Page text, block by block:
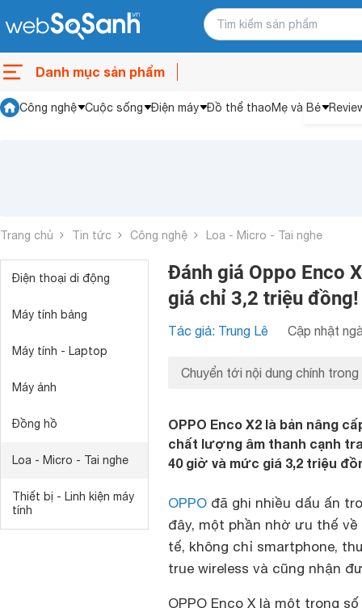
Danh mục sản phẩm
Công nghệ Cuộc sống Điện máy Đồ thể thaoMẹ và Bé
Trang chủ Tin tức Công nghệ Loa - Micro - Tai nghe
Điện thoại di động
Máy tính bảng
Máy tính - Laptop
Máy ảnh
Đồng hồ
Loa - Micro - Tai nghe
Thiết bị - Linh kiện máy
tính
Đánh giá Oppo Enco
giá chỉ 3,2 triệu đồng!
Tác giả: Trung Lê Cập nhật
Chuyển tới nội dung chính trong
OPPO Enco X2 là bản nâng
chất lượng âm thanh cạnh
40 giờ và mức giá 3,2 triệu
OPPO đã ghi nhiều dấu ấn
đây, một phần nhờ ưu thế
tế, không chỉ smartphone,
true wireless và cũng nhận
OPPO Enco X là một trong